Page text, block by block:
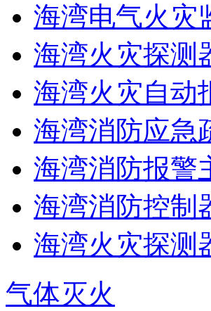
海湾电气火灾
海湾火灾探测
海湾火灾自动
海湾消防应急
海湾消防报警
海湾消防控制
海湾火灾探测
气体灭火